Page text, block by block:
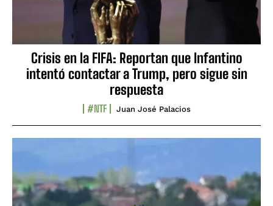
Crisis en la FIFA: Reportan que Infantino
intentó contactar a Trump, pero sigue sin
respuesta
#NTF Juan José Palacios